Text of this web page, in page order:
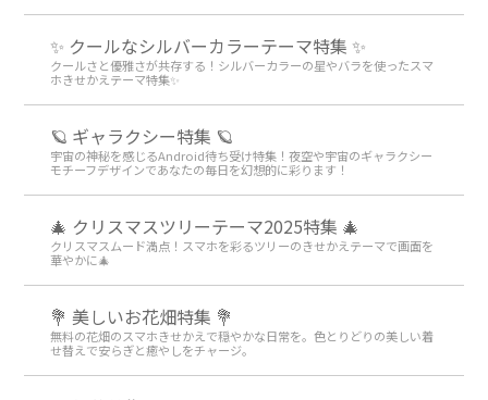
✨ クールなシルバーカラーテーマ特集 ✨
クールさと優雅さが共存する！シルバーカラーの星やバラを使ったスマ
ホきせかえテーマ特集✨
🪐 ギャラクシー特集 🪐
宇宙の神秘を感じるAndroid待ち受け特集！夜空や宇宙のギャラクシー
モチーフデザインであなたの毎日を幻想的に彩ります！
🎄 クリスマスツリーテーマ2025特集 🎄
クリスマスムード満点！スマホを彩るツリーのきせかえテーマで画面を
華やかに🎄
💐 美しいお花畑特集 💐
無料の花畑のスマホきせかえで穏やかな日常を。色とりどりの美しい着
せ替えで安らぎと癒やしをチャージ。